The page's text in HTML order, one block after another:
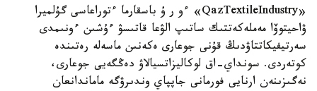
«QazTextileIndustry» ءو ر ۇ باسقارما ءتوراعاسى گۇلميرا
ۋاحيتوۆا مەملەكەتتىك ساتىپ الۋعا قاتىسۋ ءۇشىن ءونىمدى
سەرتيفيكاتتاۋدىڭ قۇنى جوعارى ەكەنىن ماسەلە رەتىندە
كوتەردى. سونداي-اق لوكاليزاتسيالاۋ دەڭگەيى جوعارى،
نەگىزىنەن ارنايى فورمانى جاپپاي وندىرۋگە ماماندانعان